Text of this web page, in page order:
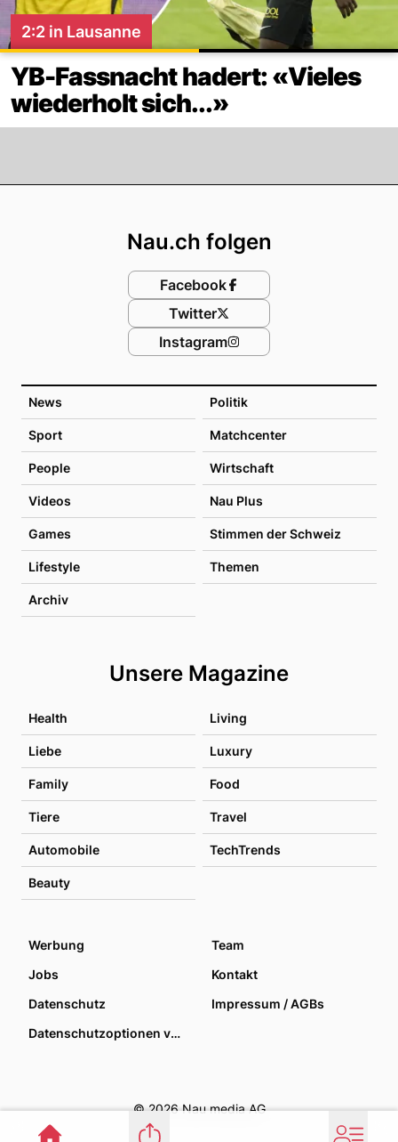
2:2 in Lausanne
YB-Fassnacht hadert: «Vieles
wiederholt sich...»
News Politik
Sport Matchcenter
People Wirtschaft
Videos Nau Plus
Games Stimmen der Schweiz
Lifestyle Themen
Archiv
Unsere Magazine
Health Living
Liebe Luxury
Family Food
Tiere Travel
Automobile TechTrends
Beauty
Nau.ch folgen
Facebook
Twitter
Instagram
Werbung
Team
Jobs
Kontakt
Datenschutz
Impressum / AGBs
Datenschutzoptionen verwalten
© 2026 Nau media AG